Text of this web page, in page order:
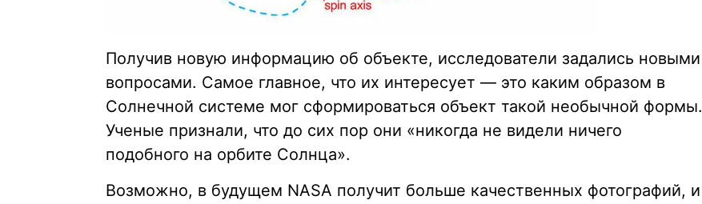
Получив новую информацию об объекте, исследователи задались новыми
вопросами. Самое главное, что их интересует — это каким образом в
Солнечной системе мог сформироваться объект такой необычной формы.
Ученые признали, что до сих пор они «никогда не видели ничего
подобного на орбите Солнца».
Возможно, в будущем NASA получит больше качественных фотографий, и